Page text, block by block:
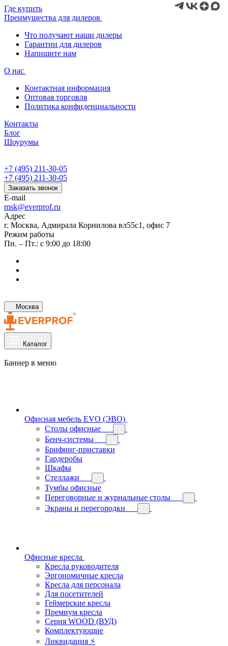
Где купить
Преимущества для дилеров
Что получают наши дилеры
Гарантии для дилеров
Напишите нам
О нас
Контактная информация
Оптовая торговля
Политика конфиденциальности
Контакты
Блог
Шоурумы
+7 (495) 211-30-05
+7 (495) 211-30-05
Заказать звонок
E-mail
msk@everprof.ru
Адрес
г. Москва, Адмирала Корнилова вл55с1, офис 7
Режим работы
Пн. – Пт.: с 9:00 до 18:00
Москва
Каталог
Баннер в меню
Офисная мебель EVO (ЭВО)
Cтолы офисные
Бенч-системы
Брифинг-приставки
Гардеробы
Шкафы
Стеллажи
Тумбы офисные
Переговорные и журнальные столы
Экраны и перегородки
Офисные кресла
Кресла руководителя
Эргономичные кресла
Кресла для персонала
Для посетителей
Геймерские кресла
Премиум кресла
Серия WOOD (ВУД)
Комплектующие
Ликвидация ⚡